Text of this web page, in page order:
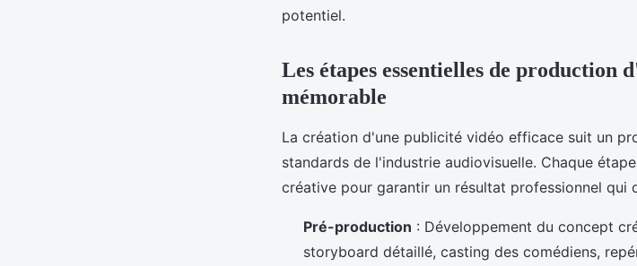
potentiel.
Les étapes essentielles de production
mémorable
La création d'une publicité vidéo efficace suit un
standards de l'industrie audiovisuelle. Chaque
créative pour garantir un résultat professionnel qui
Pré-production : Développement du concept
storyboard détaillé, casting des comédiens,